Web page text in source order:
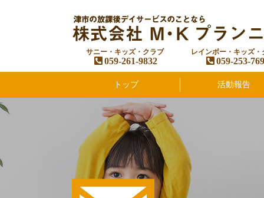
サニー・キッズ・クラブ
059-261-9832
レインボー・キッズ・
059-253-
トップ 活動報告